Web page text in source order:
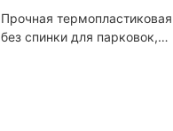
Прочная
без спинки для парковок,